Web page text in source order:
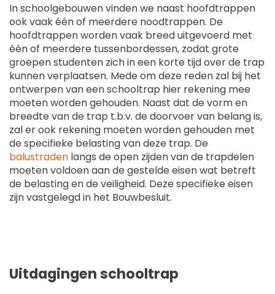
In schoolgebouwen vinden we naast hoofdtrappen
ook vaak één of meerdere noodtrappen. De
hoofdtrappen worden vaak breed uitgevoerd met
één of meerdere tussenbordessen, zodat grote
groepen studenten zich in een korte tijd over de trap
kunnen verplaatsen. Mede om deze reden zal bij het
ontwerpen van een schooltrap hier rekening mee
moeten worden gehouden. Naast dat de vorm en
breedte van de trap t.b.v. de doorvoer van belang is,
zal er ook rekening moeten worden gehouden met
de specifieke belasting van deze trap. De
balustraden langs de open zijden van de trapdelen
moeten voldoen aan de gestelde eisen wat betreft
de belasting en de veiligheid. Deze specifieke eisen
zijn vastgelegd in het Bouwbesluit.
Uitdagingen schooltrap